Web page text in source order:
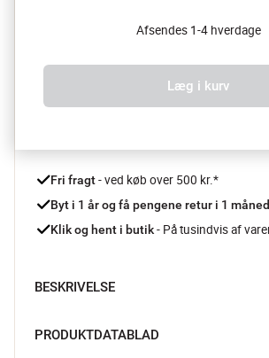
Afsendes 1-4 hverdage
Læg i kurv
Fri fragt - ved køb over 500 kr.*
Byt i 1 år og få pengene retur i 1 måned
Klik og hent i butik - På tusindvis af
BESKRIVELSE
Scanpan.
PRODUKTDATABLAD